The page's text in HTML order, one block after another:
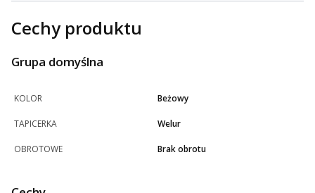
Cechy produktu
Grupa domyślna
KOLOR Beżowy
TAPICERKA Welur
OBROTOWE Brak obrotu